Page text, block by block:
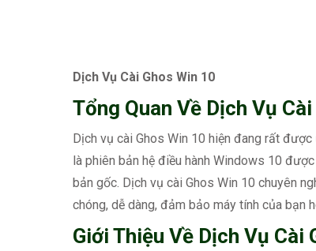
Dịch Vụ Cài Ghos Win 10
Tổng Quan Về Dịch Vụ
Dịch vụ cài Ghos Win 10 hiện đang rất
là phiên bản hệ điều hành Windows 10
bản gốc. Dịch vụ cài Ghos Win 10 chuyên
chóng, dễ dàng, đảm bảo máy tính của bạn
Giới Thiệu Về Dịch Vụ Cài